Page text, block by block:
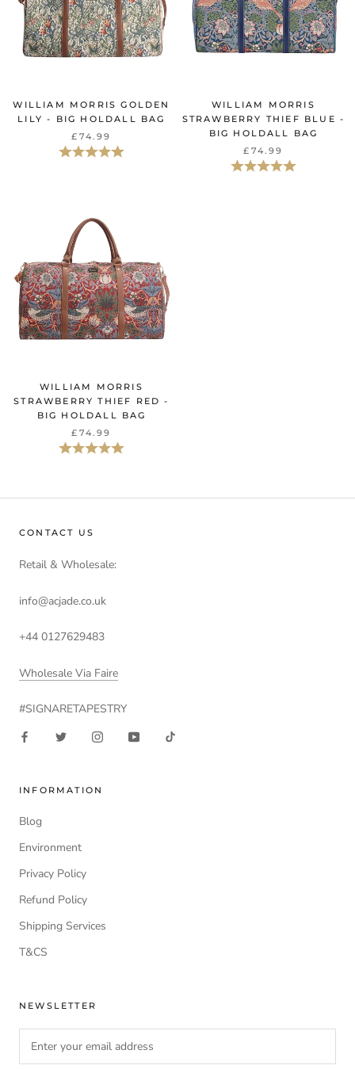
WILLIAM MORRIS GOLDEN
LILY - BIG HOLDALL BAG
£74.99
Beoordeling: 5.0 uit 5 sterren
WILLIAM MORRIS
STRAWBERRY THIEF BLUE -
BIG HOLDALL BAG
£74.99
Beoordeling: 5.0 uit 5
WILLIAM MORRIS
STRAWBERRY THIEF RED -
BIG HOLDALL BAG
£74.99
Beoordeling: 5.0 uit 5 sterren
CONTACT US
Retail & Wholesale:
info@acjade.co.uk
+44 0127629483
Wholesale Via Faire
#SIGNARETAPESTRY
INFORMATION
Blog
Environment
Privacy Policy
Refund Policy
Shipping Services
T&CS
NEWSLETTER